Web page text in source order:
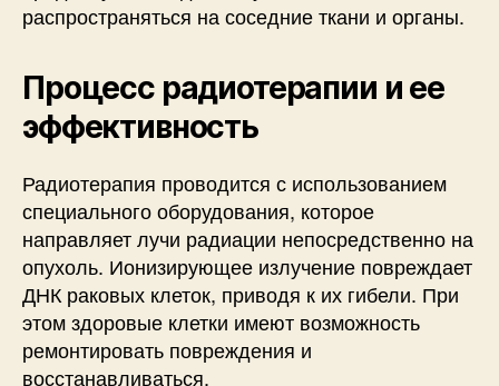
распространяться на соседние ткани и органы.
Процесс радиотерапии и ее
эффективность
Радиотерапия проводится с использованием
специального оборудования, которое
направляет лучи радиации непосредственно на
опухоль. Ионизирующее излучение повреждает
ДНК раковых клеток, приводя к их гибели. При
этом здоровые клетки имеют возможность
ремонтировать повреждения и
восстанавливаться.